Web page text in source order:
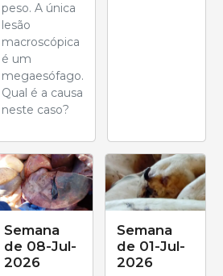
peso. A única
lesão
macroscópica
é um
megaesófago.
Qual é a causa
neste caso?
Semana
de 08-Jul-
2026
Semana
de 01-Jul-
2026